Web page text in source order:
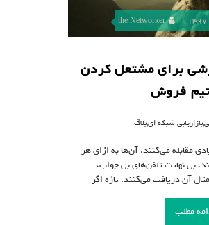
the Networker
برای مشتعل کردن
فروش
,بازاریابی شبکه ای,بلاگ
مقابله می‌کنند. آن‌ها به ازای هر
بی نهایت تلفن‌های بی جواب،
آن دریافت می‌کنند. تازه اگر
مطلب